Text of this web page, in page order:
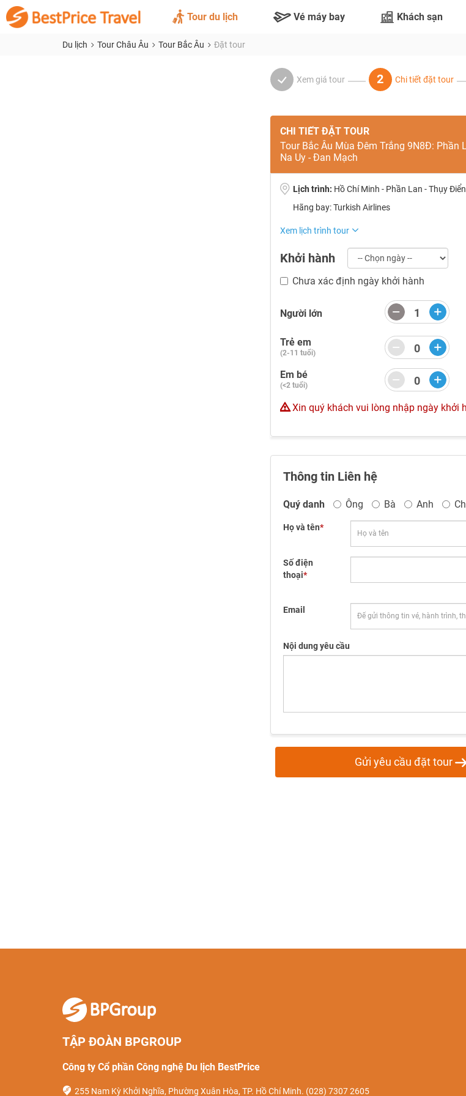
Tour du lịch Vé máy bay Khách sạn
Du lịch Tour Châu Âu Tour Bắc Âu Đặt tour
Xem giá tour 2 Chi tiết đặt tour
CHI TIẾT ĐẶT TOUR
Tour Bắc Âu Mùa Đêm Trắng 9N8Đ: Phần
Na Uy - Đan Mạch
Lịch trình: Hồ Chí Minh - Phần Lan - Thụy
Hãng bay: Turkish Airlines
Xem lịch trình tour
Khởi hành
Chưa xác định ngày khởi hành
Người lớn
Trẻ em
(2-11 tuổi)
Em bé
(<2 tuổi)
Xin quý khách vui lòng nhập ngày khởi
Thông tin Liên hệ
Quý danh Ông Bà Anh
Họ và tên*
Số điện
thoại*
Email
Nội dung yêu cầu
Gửi yêu cầu đặt tour
TẬP ĐOÀN BPGROUP
Công ty Cổ phần Công nghệ Du lịch BestPrice
255 Nam Kỳ Khởi Nghĩa, Phường Xuân Hòa, TP. Hồ Chí Minh. (028) 7307 2605
TƯ VẤN NGAY
TƯ VẤN NGAY